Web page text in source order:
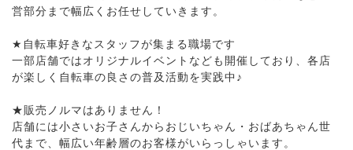
営部分まで幅広くお任せしていきます。
★自転車好きなスタッフが集まる職場です
一部店舗ではオリジナルイベントなども開催しており、各店
が楽しく自転車の良さの普及活動を実践中♪
★販売ノルマはありません！
店舗には小さいお子さんからおじいちゃん・おばあちゃん世
代まで、幅広い年齢層のお客様がいらっしゃいます。